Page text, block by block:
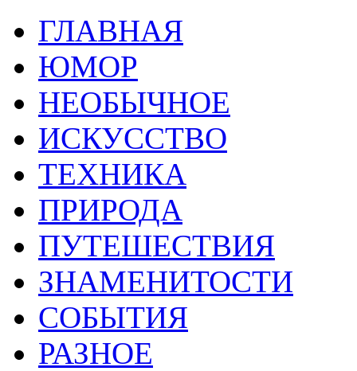
ГЛАВНАЯ
ЮМОР
НЕОБЫЧНОЕ
ИСКУССТВО
ТЕХНИКА
ПРИРОДА
ПУТЕШЕСТВИЯ
ЗНАМЕНИТОСТИ
СОБЫТИЯ
РАЗНОЕ